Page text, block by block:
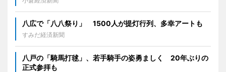
八広で「八八祭り」 1500人が提灯行列、多幸アートも
すみだ経済新聞
八戸の「騎馬打毬」、若手騎手の姿勇ましく 20年ぶりの
正式参拝も